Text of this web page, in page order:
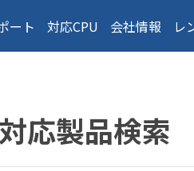
ート 対応CPU 会社情報 レ
応製品検索